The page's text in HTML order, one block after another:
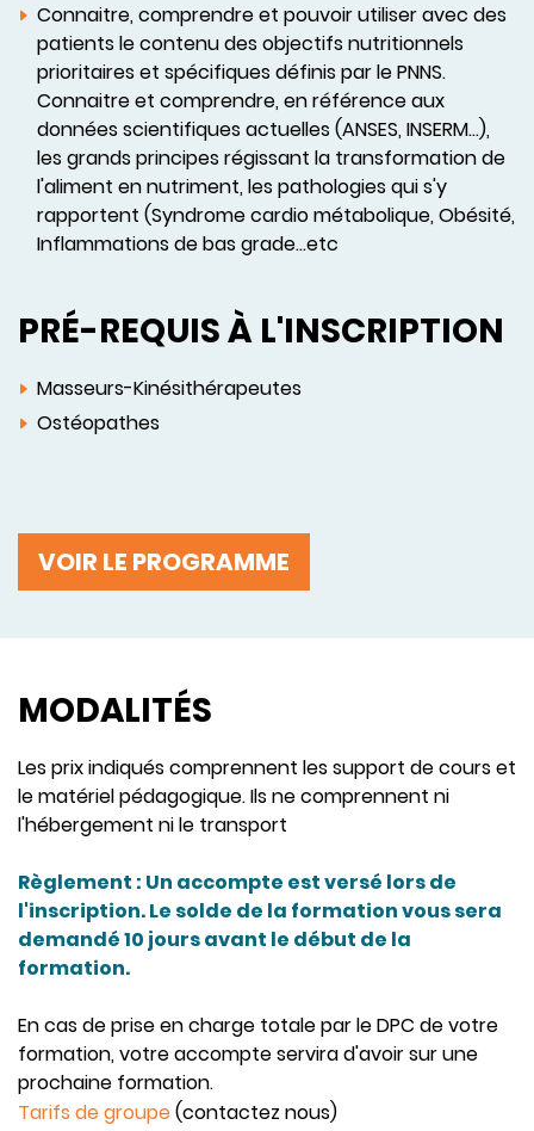
Connaitre, comprendre et pouvoir utiliser avec des
patients le contenu des objectifs nutritionnels
prioritaires et spécifiques définis par le PNNS.
Connaitre et comprendre, en référence aux
données scientifiques actuelles (ANSES, INSERM…),
les grands principes régissant la transformation de
l'aliment en nutriment, les pathologies qui s'y
rapportent (Syndrome cardio métabolique, Obésité,
Inflammations de bas grade…etc
PRÉ-REQUIS À L'INSCRIPTION
Masseurs-Kinésithérapeutes
Ostéopathes
VOIR LE PROGRAMME
MODALITÉS
Les prix indiqués comprennent les support de cours et
le matériel pédagogique. Ils ne comprennent ni
l'hébergement ni le transport
Règlement : Un accompte est versé lors de
l'inscription. Le solde de la formation vous sera
demandé 10 jours avant le début de la
formation.
En cas de prise en charge totale par le DPC de votre
formation, votre accompte servira d'avoir sur une
prochaine formation.
Tarifs de groupe(contactez nous)